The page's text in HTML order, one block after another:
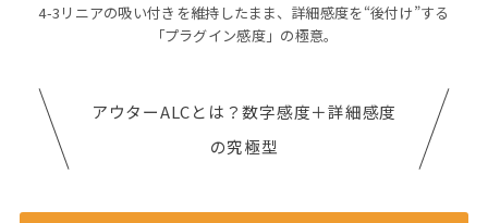
4-3リニアの吸い付きを維持したまま、詳細感度を“後付け”する
「プラグイン感度」の極意。
アウターALCとは？数字感度＋詳細感度
の究極型